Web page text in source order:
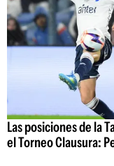
Las posiciones de la
el Torneo Clausura: